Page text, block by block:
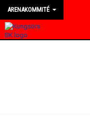
ARENAKOMMITÉ